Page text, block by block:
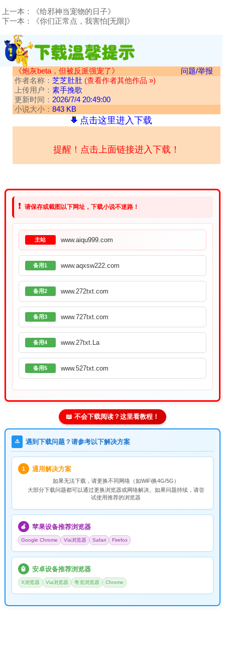
上一本：
《给邪神当宠物的日子》
下一本：
《你们正常点，我害怕[无限]》
《炮灰beta，但被反派强宠了》
问题/举报
作者名称： 芝芝肚肚 (查看作者其他作品 »)
上传用户： 素手挽歌
更新时间： 2026/7/4 20:49:00
小说大小： 843 KB
点击这里进入下载
提醒！点击上面链接进入下载！
❗ 请保存或截图以下网址，下载小说不迷路！
主站 www.aiqu999.com
备用1 www.aqxsw222.com
备用2 www.272txt.com
备用3 www.727txt.com
备用4 www.27txt.La
备用5 www.527txt.com
📖 不会下载阅读？这里看教程！
⚠️ 遇到下载问题？请参考以下解决方案
1 通用解决方案
如果无法下载，请更换不同网络（如WiFi换4G/5G）
大部分下载问题都可以通过更换浏览器或网络解决。如果问题持续，请尝
试使用推荐的浏览器
🍎 苹果设备推荐浏览器
Google Chrome Via浏览器 Safari Firefox
🤖 安卓设备推荐浏览器
X浏览器 Via浏览器 夸克浏览器 Chrome